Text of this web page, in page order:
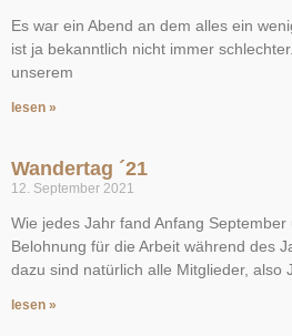
Es war ein Abend an dem alles ein
ist ja bekanntlich nicht immer
unserem
lesen »
Wandertag ´21
12. September 2021
Wie jedes Jahr fand Anfang
Belohnung für die Arbeit während des
dazu sind natürlich alle Mitglieder, also
lesen »